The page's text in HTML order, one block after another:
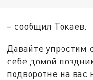
– сообщил Токаев.
Давайте упростим
себе домой
подворотне на вас